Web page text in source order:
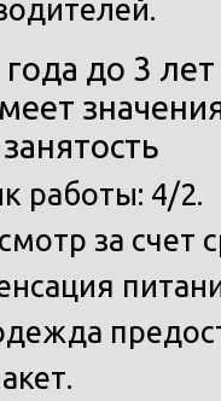
года до 3 лет
работы: 4/2.
за счет